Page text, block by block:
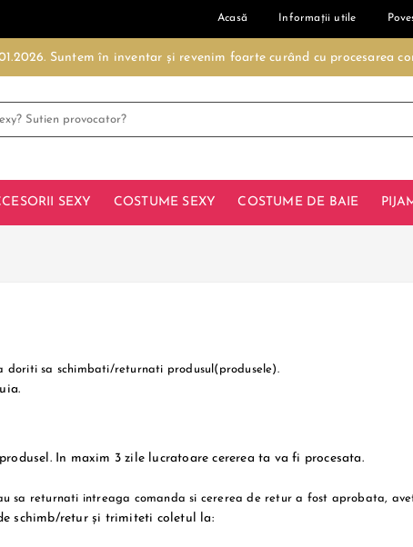
Acasă Informații utile
Suntem în inventar și revenim foarte curând cu procesarea
SEXY COSTUME SEXY COSTUME DE BAIE
sa schimbati/returnati produsul(produsele).
In maxim 3 zile lucratoare cererea ta va fi procesata.
sa returnati intreaga comandasi cererea de retur a fost aprobata,
schimb/retur și trimiteti coletul la: